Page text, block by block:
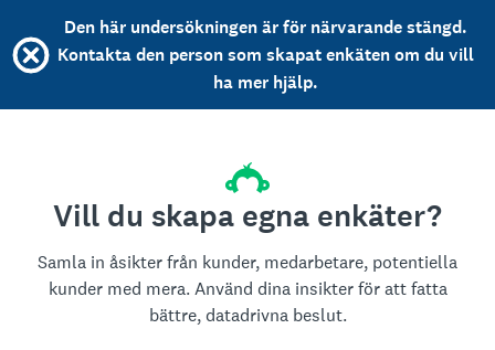
Den här undersökningen är för närvarande stängd.
Kontakta den person som skapat enkäten om du vill
ha mer hjälp.
Vill du skapa egna enkäter?
Samla in åsikter från kunder, medarbetare, potentiella
kunder med mera. Använd dina insikter för att fatta
bättre, datadrivna beslut.